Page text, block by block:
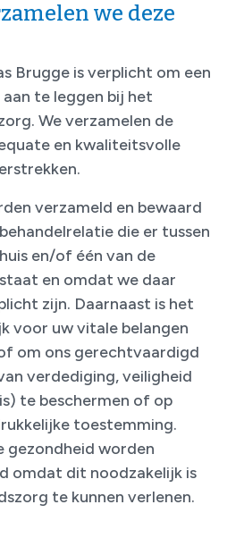
we deze
Brugge is verplicht om een
te leggen bij het
We verzamelen de
en kwaliteitsvolle
verzameld en bewaard
die er tussen
en/of één van de
en omdat we daar
zijn. Daarnaast is het
voor uw vitale belangen
om ons gerechtvaardigd
verdediging, veiligheid
te beschermen of op
toestemming.
gezondheid worden
omdat dit noodzakelijk is
te kunnen verlenen.